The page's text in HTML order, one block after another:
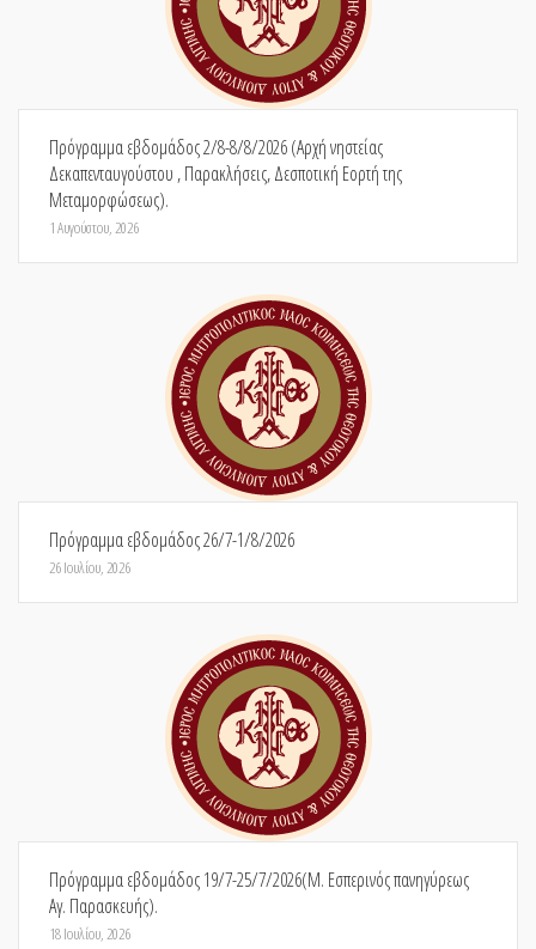
Πρόγραμμα εβδομάδος 2/8-8/8/2026 (Αρχή νηστείας
Δεκαπενταυγούστου , Παρακλήσεις, Δεσποτική Εορτή της
Μεταμορφώσεως).
1 Αυγούστου, 2026
Πρόγραμμα εβδομάδος 26/7-1/8/2026
26 Ιουλίου, 2026
Πρόγραμμα εβδομάδος 19/7-25/7/2026(Μ. Εσπερινός πανηγύρεως
Αγ. Παρασκευής).
18 Ιουλίου, 2026